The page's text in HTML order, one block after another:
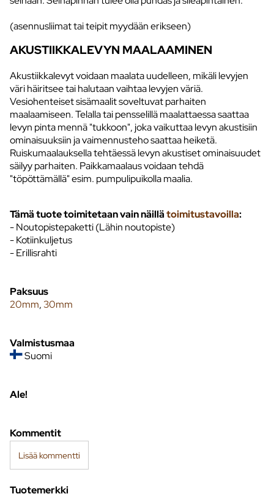
(asennusliimat tai teipit myydään erikseen)
AKUSTIIKKALEVYN MAALAAMINEN
Akustiikkalevyt voidaan maalata uudelleen, mikäli levyjen
väri häiritsee tai halutaan vaihtaa levyjen väriä.
Vesiohenteiset sisämaalit soveltuvat parhaiten
maalaamiseen. Telalla tai pensselillä maalattaessa saattaa
levyn pinta mennä "tukkoon", joka vaikuttaa levyn akustisiin
ominaisuuksiin ja vaimennusteho saattaa heiketä.
Ruiskumaalauksella tehtäessä levyn akustiset ominaisuudet
säilyy parhaiten. Paikkamaalaus voidaan tehdä
"töpöttämällä" esim. pumpulipuikolla maalia.
Tämä tuote toimitetaan vain näillätoimitustavoilla:
- Noutopistepaketti (Lähin noutopiste)
- Kotiinkuljetus
- Erillisrahti
Paksuus
20mm,30mm
Valmistusmaa
Suomi
Ale!
Kommentit
Lisää kommentti
Tuotemerkki